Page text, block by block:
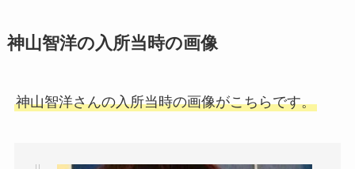
神山智洋の入所当時の画像
神山智洋さんの入所当時の画像がこちらです。